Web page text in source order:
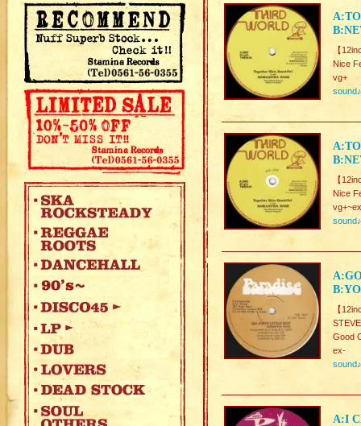
【
Nice
vg+
sound♪
【
Nice
sound♪
【
Good
ex-
sound♪
A:I